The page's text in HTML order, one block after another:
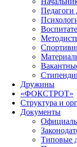
Педагоги
Дружины
«ФОКСТРОТ»
Структура и
Документы
Типовые